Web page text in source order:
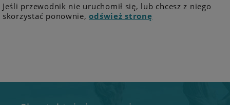
Jeśli przewodnik nie uruchomił się, lub chcesz z niego
skorzystać ponownie,odśwież stronę